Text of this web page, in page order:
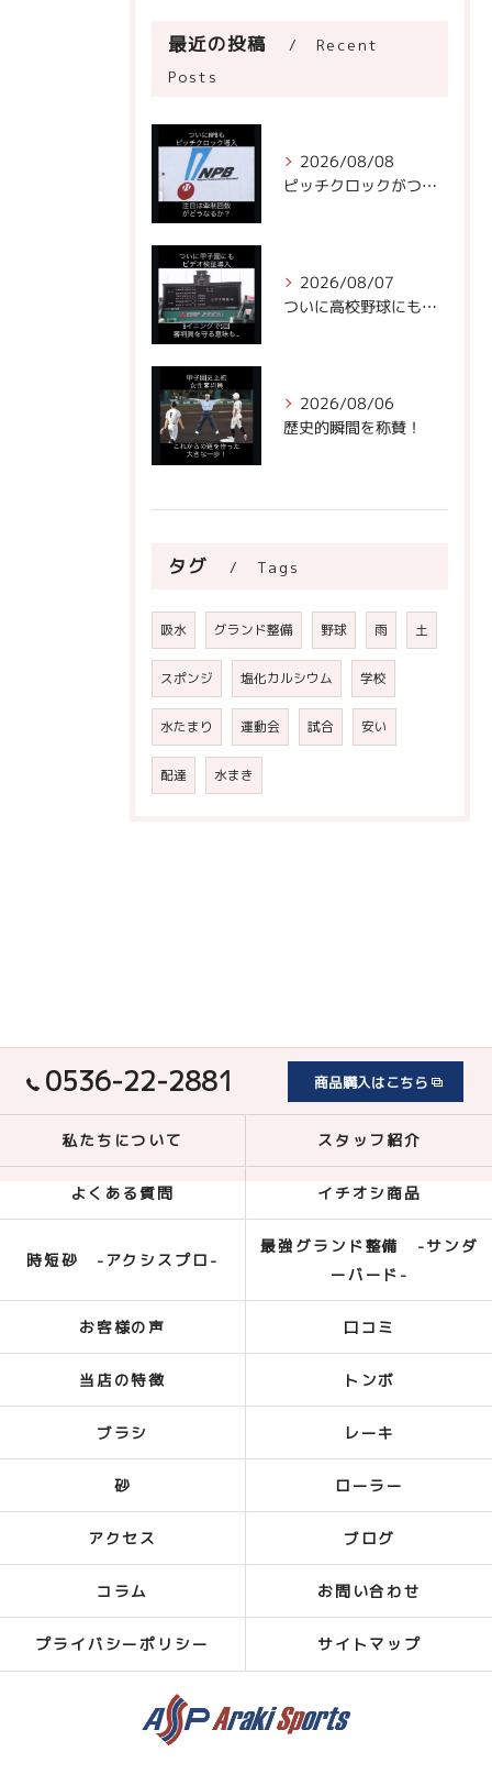
最近の投稿
Recent
Posts
2026/08/08
ピッチクロックがついにNPBに!
2026/08/07
ついに高校野球にもビデオ判定が！
2026/08/06
歴史的瞬間を称賛！
タグ Tags
吸水 グランド整備 野球 雨 土
スポンジ 塩化カルシウム 学校
水たまり 運動会 試合 安い
配達 水まき
0536-22-2881 商品購入はこちら
私たちについて スタッフ紹介
よくある質問 イチオシ商品
時短砂 -アクシスプロ-
最強グランド整備 -サンダ
ーバード-
お客様の声 口コミ
当店の特徴 トンボ
ブラシ レーキ
砂 ローラー
アクセス ブログ
コラム お問い合わせ
プライバシーポリシー サイトマップ